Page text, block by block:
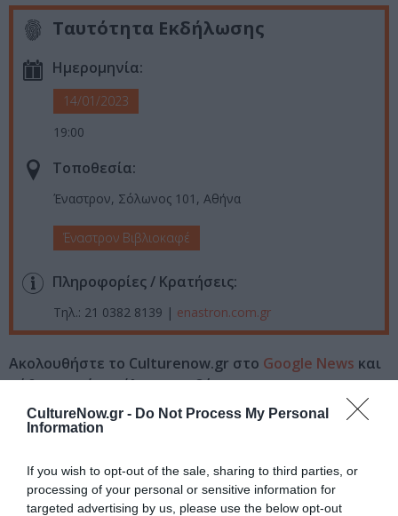
CultureNow.gr - Do Not Process My Personal
Information
If you wish to opt-out of the sale, sharing to third parties, or
processing of your personal or sensitive information for
targeted advertising by us, please use the below opt-out
Ταυτότητα Εκδήλωσης
Ημερομηνία:
14/01/2023
19:00
Τοποθεσία:
Έναστρον, Σόλωνος 101, Αθήνα
Έναστρον Βιβλιοκαφέ
Πληροφορίες / Κρατήσεις:
Τηλ.: 21 0382 8139 | enastron.com.gr
Ακολουθήστε το Culturenow.gr στο Google News και
μάθετε πρώτοι όλες τις ειδήσεις
Δείτε όλα τατελευταία νέαγια την Τέχνη και τον
Νέοι Διαγωνισμοί❯